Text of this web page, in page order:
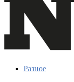
Разное